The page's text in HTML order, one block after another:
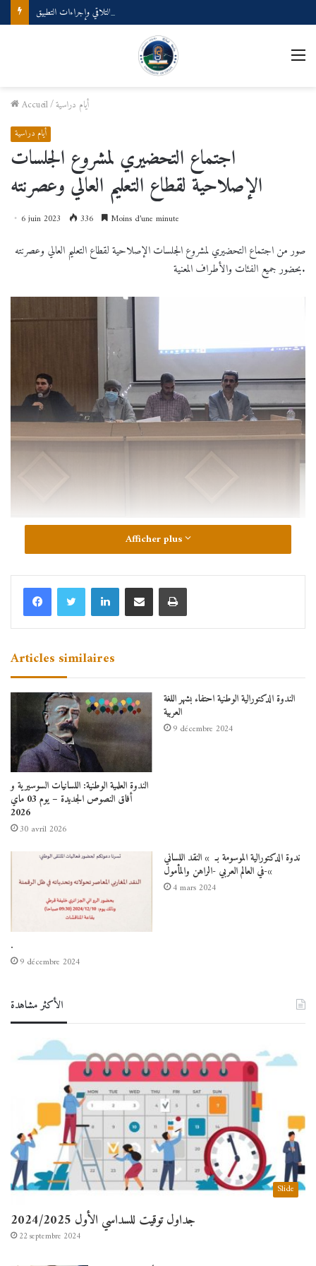
ملتقى وطني بعنوان: المصطلحية والذكاء الصناعي حدود التلاقي وإجراءات التطبيق
Accueil/أيام دراسية
أيام دراسية
اجتماع التحضيري لمشروع الجلسات
الإصلاحية لقطاع التعليم العالي وعصرنته
6 juin 2023 336 Moins d’une minute
صور من اجتماع التحضيري لمشروع الجلسات الإصلاحية لقطاع التعليم العالي وعصرنته
بحضور جميع الفئات والأطراف المعنية.
Afficher plus
Linkedin Partager par email Imprimer
Articles similaires
الندوة العلمية الوطنية: اللسانيات السوسيرية و
أفاق النصوص الجديدة – يوم 03 ماي
2026
30 avril 2026
الندوة الدكتورالية الوطنية احتفاء بشهر اللغة
العربية
9 décembre 2024
.
9 décembre 2024
ندوة الدكتورالية الموسومة بـ » النقد اللساني
في العالم العربي -الراهن والمأمول-«
4 mars 2024
الأكثر مشاهدة
Slide
جداول توقيت للسداسي الأول 2024/2025
22 septembre 2024